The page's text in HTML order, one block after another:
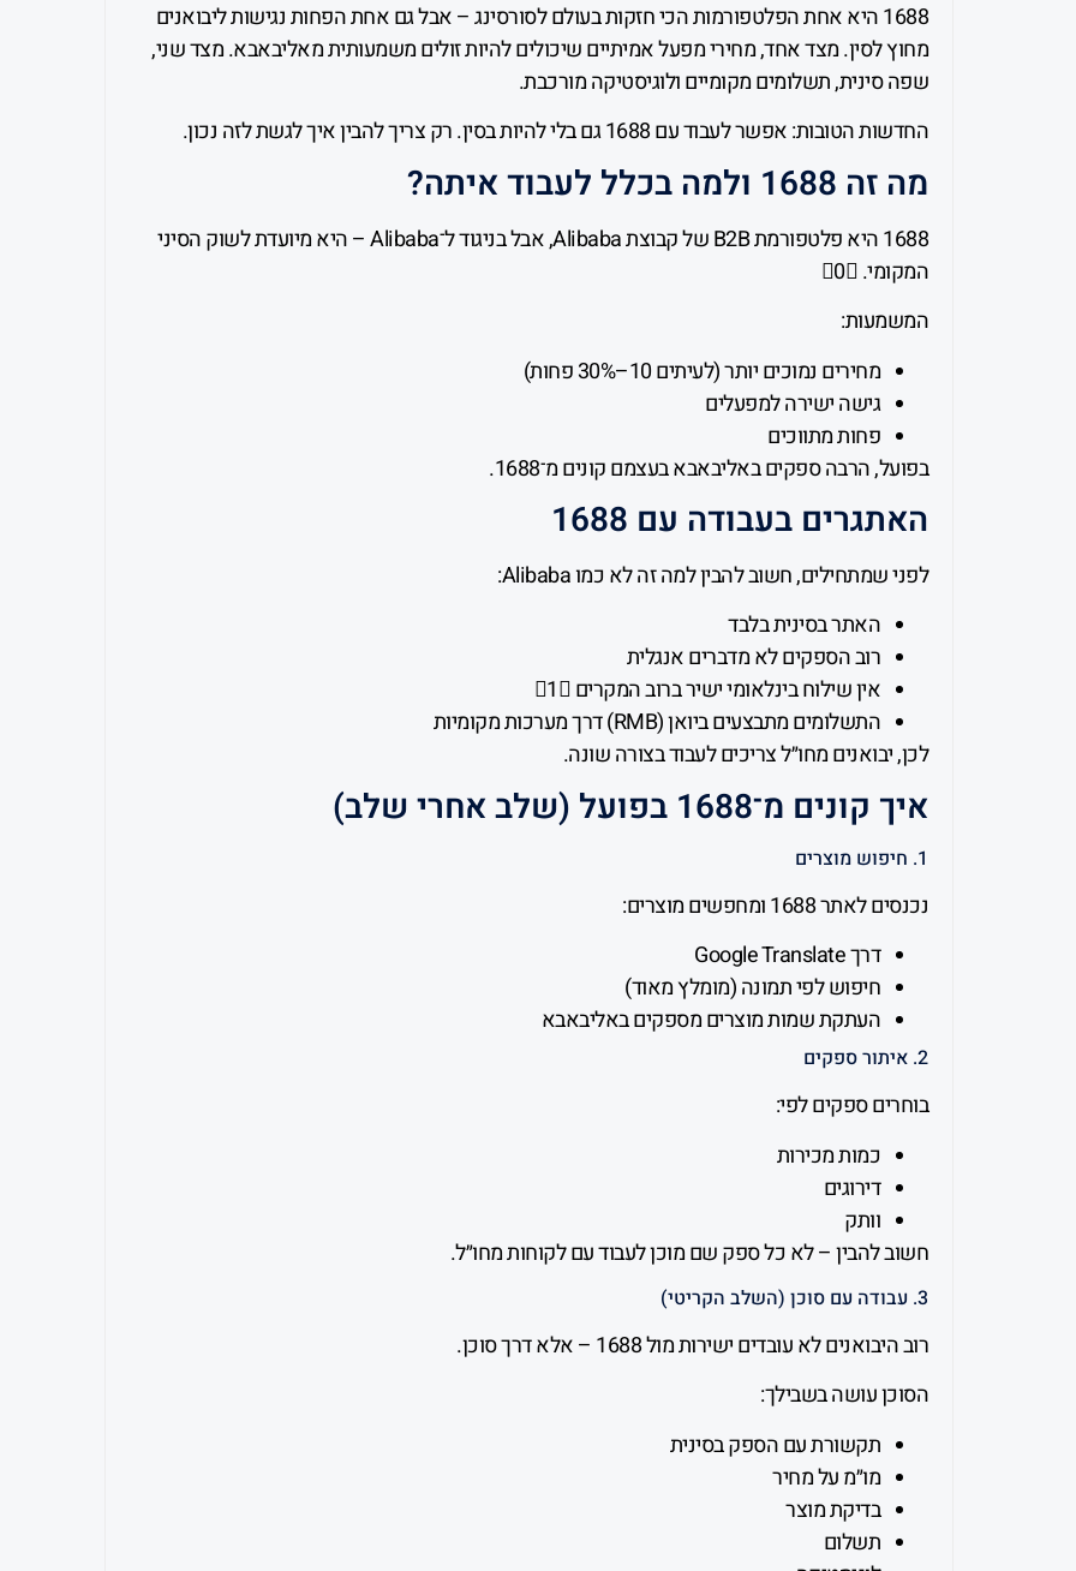
1688 היא אחת הפלטפורמות הכי חזקות בעולם לסורסינג – אבל גם אחת הפחות נגישות ליבואנים
מחוץ לסין. מצד אחד, מחירי מפעל אמיתיים שיכולים להיות זולים משמעותית מאליבאבא. מצד שני,
שפה סינית, תשלומים מקומיים ולוגיסטיקה מורכבת.
החדשות הטובות: אפשר לעבוד עם 1688 גם בלי להיות בסין. רק צריך להבין איך לגשת לזה נכון.
מה זה 1688 ולמה בכלל לעבוד איתה?
1688 היא פלטפורמת B2B של קבוצת Alibaba, אבל בניגוד ל־Alibaba – היא מיועדת לשוק הסיני
המקומי. 0
המשמעות:
מחירים נמוכים יותר (לעיתים 10–30% פחות)
גישה ישירה למפעלים
פחות מתווכים
בפועל, הרבה ספקים באליבאבא בעצמם קונים מ־1688.
האתגרים בעבודה עם 1688
לפני שמתחילים, חשוב להבין למה זה לא כמו Alibaba:
האתר בסינית בלבד
רוב הספקים לא מדברים אנגלית
אין שילוח בינלאומי ישיר ברוב המקרים 1
התשלומים מתבצעים ביואן (RMB) דרך מערכות מקומיות
לכן, יבואנים מחו״ל צריכים לעבוד בצורה שונה.
איך קונים מ־1688 בפועל (שלב אחרי שלב)
1. חיפוש מוצרים
נכנסים לאתר 1688 ומחפשים מוצרים:
דרך Google Translate
חיפוש לפי תמונה (מומלץ מאוד)
העתקת שמות מוצרים מספקים באליבאבא
2. איתור ספקים
בוחרים ספקים לפי:
כמות מכירות
דירוגים
וותק
חשוב להבין – לא כל ספק שם מוכן לעבוד עם לקוחות מחו״ל.
3. עבודה עם סוכן (השלב הקריטי)
רוב היבואנים לא עובדים ישירות מול 1688 – אלא דרך סוכן.
הסוכן עושה בשבילך:
תקשורת עם הספק בסינית
מו״מ על מחיר
בדיקת מוצר
תשלום